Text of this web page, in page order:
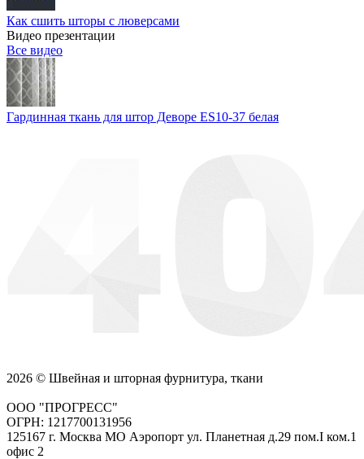
Как сшить шторы с люверсами
Видео презентации
Все видео
Гардинная ткань для штор Деворе ES10-37 белая
2026 © Швейная и шторная фурнитура, ткани
ООО "ПРОГРЕСС"
ОГРН: 1217700131956
125167 г. Москва МО Аэропорт ул. Планетная д.29 пом.I ком.1
офис 2